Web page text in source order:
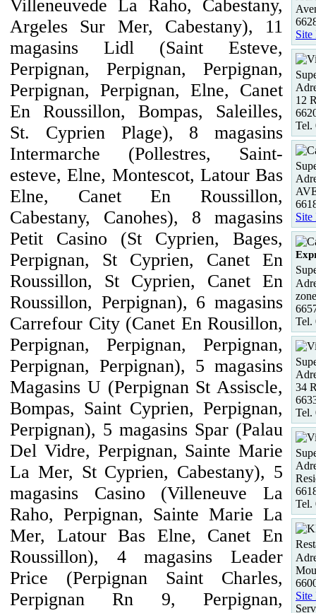
Villeneuvede La Raho, Cabestany,
Argeles Sur Mer, Cabestany), 11
magasins Lidl (Saint Esteve,
Perpignan, Perpignan, Perpignan,
Perpignan, Perpignan, Elne, Canet
En Roussillon, Bompas, Saleilles,
St. Cyprien Plage), 8 magasins
Intermarche (Pollestres, Saint-
esteve, Elne, Montescot, Latour Bas
Elne, Canet En Roussillon,
Cabestany, Canohes), 8 magasins
Petit Casino (St Cyprien, Bages,
Perpignan, St Cyprien, Canet En
Roussillon, St Cyprien, Canet En
Roussillon, Perpignan), 6 magasins
Carrefour City (Canet En Rousillon,
Perpignan, Perpignan, Perpignan,
Perpignan, Perpignan), 5 magasins
Magasins U (Perpignan St Assiscle,
Bompas, Saint Cyprien, Perpignan,
Perpignan), 5 magasins Spar (Palau
Del Vidre, Perpignan, Sainte Marie
La Mer, St Cyprien, Cabestany), 5
magasins Casino (Villeneuve La
Raho, Perpignan, Sainte Marie La
Mer, Latour Bas Elne, Canet En
Roussillon), 4 magasins Leader
Price (Perpignan Saint Charles,
Perpignan Rn 9, Perpignan,
Site
12
Tel.
Site
Tel.
34
Tel.
Tel.
Site